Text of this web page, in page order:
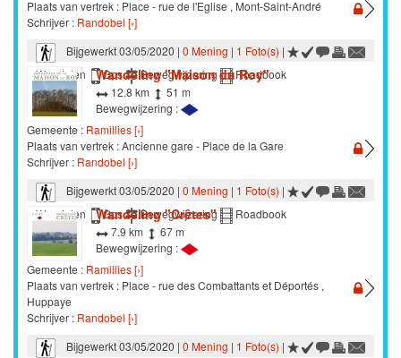
Plaats van vertrek : Place - rue de l'Eglise , Mont-Saint-André
Schrijver : Randobel [›]
Bijgewerkt 03/05/2020 | 0 Mening | 1 Foto(s) |
Wandelen
Gps Bewegwijzering Roadbook
Wandeling "Maison du Roy"
12.8 km
51 m
Bewegwijzering :
Gemeente : Ramillies [›]
Plaats van vertrek : Ancienne gare - Place de la Gare
Schrijver : Randobel [›]
Bijgewerkt 03/05/2020 | 0 Mening | 1 Foto(s) |
Wandelen
Gps Bewegwijzering Roadbook
Wandeling "Crêtes"
7.9 km
67 m
Bewegwijzering :
Gemeente : Ramillies [›]
Plaats van vertrek : Place - rue des Combattants et Déportés ,
Huppaye
Schrijver : Randobel [›]
Bijgewerkt 03/05/2020 | 0 Mening | 1 Foto(s) |